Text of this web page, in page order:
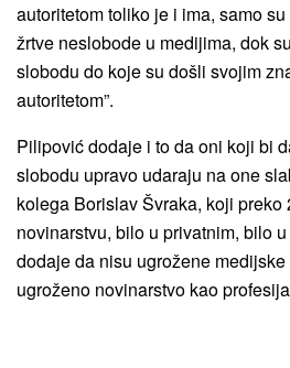
autoritetom toliko je i ima, samo
žrtve neslobode u medijima, dok
slobodu do koje su došli svojim
autoritetom”.
Pilipović dodaje i to da oni koji bi
slobodu upravo udaraju na one
kolega Borislav Švraka, koji preko
novinarstvu, bilo u privatnim, bilo
dodaje da nisu ugrožene
ugroženo novinarstvo kao